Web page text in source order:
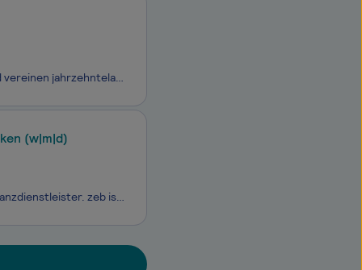
Wir sind der Digitalisierungspartner der genossenschaftlichen FinanzGruppe und vereinen jahrzehntelange Banking-Expertise mit moderner Informationstechnologie. Die speziell auf Banken zugeschnittenen IT-Lösungen und Leistungen reichen vom Rechenzentrumsbetrieb über das Bankverfahren agree21 bis hin
(w|m|d)
Kaum eine Branche erfährt aktuell einen so tiefgreifenden Wandel wie die der Finanzdienstleister. zeb ist die führende, auf Financial Services spezialisierte Unternehmensberatung in Europa. Wir helfen unseren Kunden dabei, all diese Herausforderungen zu meistern, Chancen zu identifizieren und zu nut